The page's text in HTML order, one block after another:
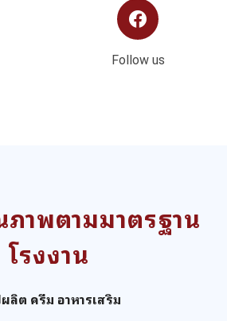
Follow us
าพตามมาตรฐาน
โรงงาน
ลิต ครีม อาหารเสริม